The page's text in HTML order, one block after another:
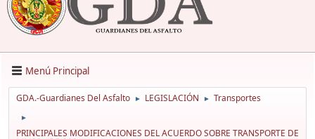
Menú Principal
GDA.-Guardianes Del Asfalto ► LEGISLACIÓN ► Transportes
►
PRINCIPALES MODIFICACIONES DEL ACUERDO SOBRE TRANSPORTE DE